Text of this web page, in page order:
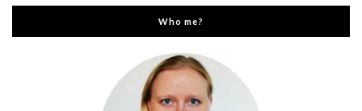
Who me?